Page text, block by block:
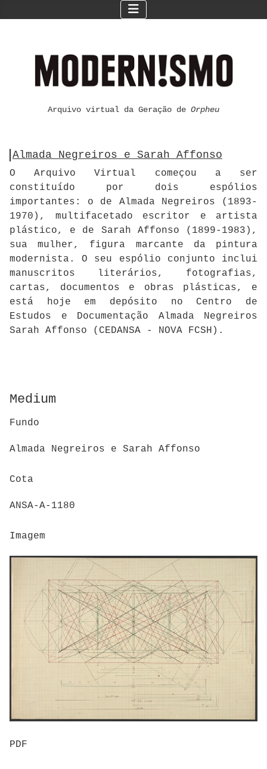
Arquivo virtual da Geração de Orpheu
Almada Negreiros e Sarah Affonso
O Arquivo Virtual começou a ser
constituído por dois espólios
importantes: o de Almada Negreiros (1893-
1970), multifacetado escritor e artista
plástico, e de Sarah Affonso (1899-1983),
sua mulher, figura marcante da pintura
modernista. O seu espólio conjunto inclui
manuscritos literários, fotografias,
cartas, documentos e obras plásticas, e
está hoje em depósito no Centro de
Estudos e Documentação Almada Negreiros
Sarah Affonso (CEDANSA - NOVA FCSH).
Medium
Fundo
Almada Negreiros e Sarah Affonso
Cota
ANSA-A-1180
Imagem
PDF